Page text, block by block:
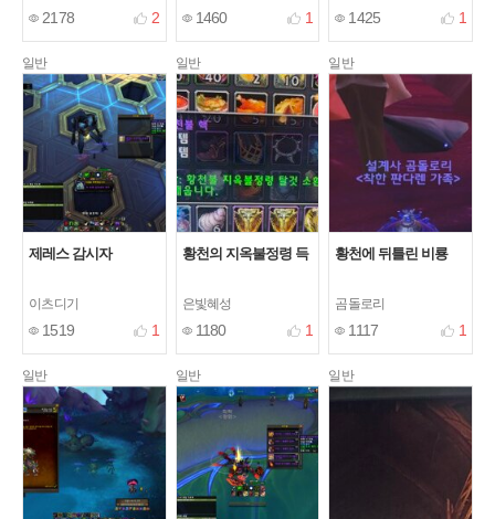
2178 2 1460 1 1425 1
일반
제레스 감시자
이츠디기
1519 1
일반
황천의 지옥불정령 득
은빛혜성
1180 1
일반
황천에 뒤틀린 비룡
곰돌로리
1117 1
일반 일반 일반